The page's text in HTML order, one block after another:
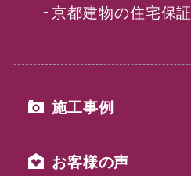
京都建物の住宅保証
施工事例
お客様の声